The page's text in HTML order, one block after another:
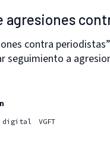
agresiones
contra
seguimiento a
digital VGFT